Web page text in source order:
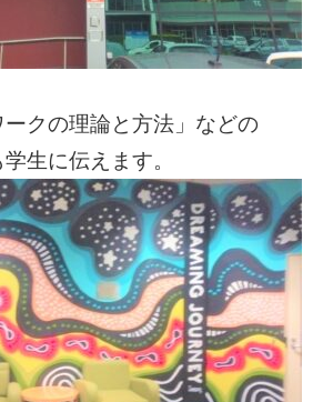
ークの理論と方法」などの
生に伝えます。